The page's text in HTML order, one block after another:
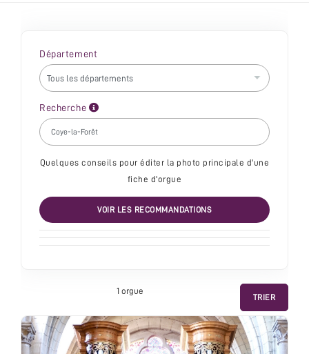
Département
Recherche
Quelques conseils pour éditer la photo principale d'une
fiche d'orgue
VOIR LES RECOMMANDATIONS
TRIER
1 orgue